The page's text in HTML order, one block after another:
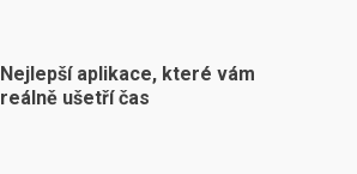
Nejlepší aplikace, které vám
reálně ušetří čas